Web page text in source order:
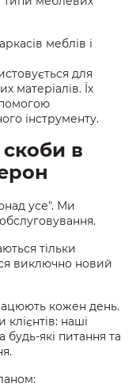
меблів і
для
матеріалів. Їх
інструменту.
в
усе". Ми
тільки
виключно новий
кожен день.
наші
будь-які питання та